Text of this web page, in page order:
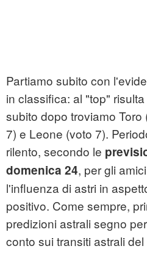
Partiamo subito con
in classifica: al "top"
subito dopo troviamo
7) e Leone (voto 7).
rilento, secondo le
domenica 24, per gli
l'influenza di astri in
positivo. Come sempre,
predizioni astrali segno
conto sui transiti astrali